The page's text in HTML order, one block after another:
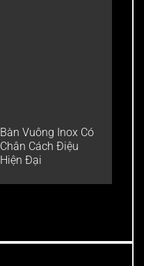
Bàn Vuông Inox Có
Chân Cách Điệu
Hiện Đại